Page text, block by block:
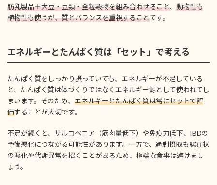
肪乳製品＋大豆・豆類・全粒穀物を組み合わせること、 動物性も
植物性も使うが、質とバランスを重視することです。
エネルギーとたんぱく質は「セット」で考える
たんぱく質をしっかり摂っていても、エネルギーが不足している
と、たんぱく質は体づくりではなくエネルギー源として使われてし
まいます。そのため、 エネルギーとたんぱく質は常にセットで評
価することが大切です。
不足が続くと、サルコペニア（筋肉量低下）や免疫力低下、IBDの
予後悪化につながる可能性があります。一方で、過剰摂取も腸症状
の悪化や代謝異常を招くことがあるため、極端な食事は避けまし
ょう。